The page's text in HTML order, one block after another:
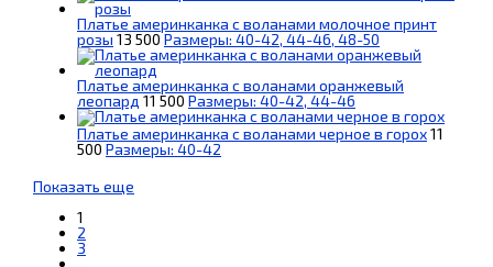
Платье америнканка с воланами молочное принт
розы 13 500 Размеры: 40-42, 44-46, 48-50
Платье америнканка с воланами оранжевый
леопард 11 500 Размеры: 40-42, 44-46
Платье америнканка с воланами черное в горох11
500 Размеры: 40-42
Показать еще
1
2
3
...